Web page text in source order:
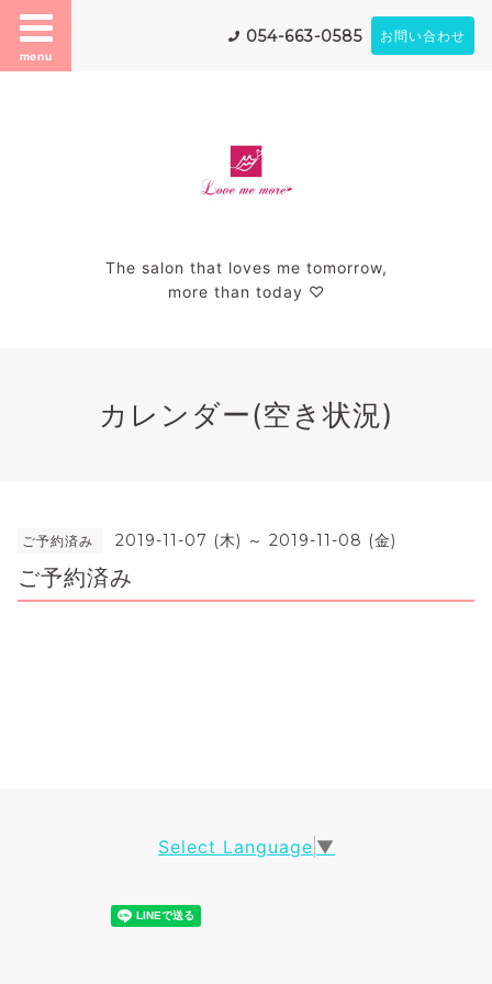
menu
054-663-0585 お問い合わせ
The salon that loves me tomorrow,
more than today ♡
カレンダー(空き状況)
ご予約済み 2019-11-07 (木) ～ 2019-11-08 (金)
ご予約済み
Select Language ▼